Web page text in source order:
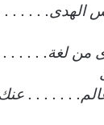
الهدى. . . . .
من لغة. . . . .
. . . . . . عنك